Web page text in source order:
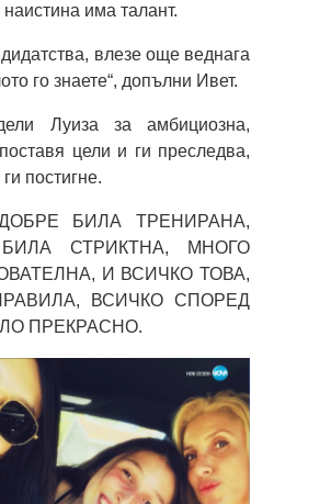
има талант.
влезе още веднага
го знаете“, допълни Ивет.
Луиза за амбициозна,
цели и ги преследва,
постигне.
БИЛА ТРЕНИРАНА,
СТРИКТНА, МНОГО
И ВСИЧКО ТОВА,
ВСИЧКО СПОРЕД
ПРЕКРАСНО.